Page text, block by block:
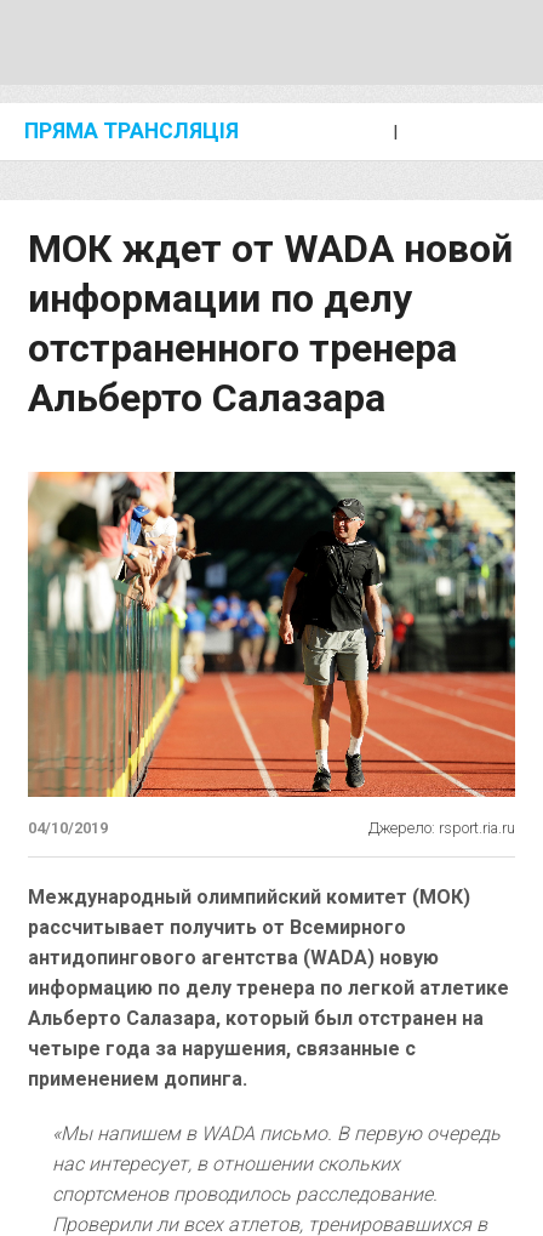
ПРЯМА ТРАНСЛЯЦІЯ I
МОК ждет от WADA новой
информации по делу
отстраненного тренера
Альберто Салазара
04/10/2019 Джерело: rsport.ria.ru
Международный олимпийский комитет (МОК)
рассчитывает получить от Всемирного
антидопингового агентства (WADA) новую
информацию по делу тренера по легкой атлетике
Альберто Салазара, который был отстранен на
четыре года за нарушения, связанные с
применением допинга.
«Мы напишем в WADA письмо. В первую очередь
нас интересует, в отношении скольких
спортсменов проводилось расследование.
Проверили ли всех атлетов, тренировавшихся в